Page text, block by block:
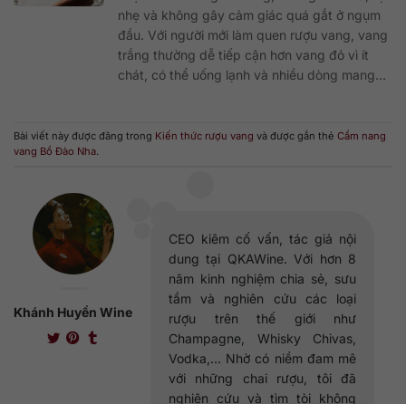
nhẹ và không gây cảm giác quá gắt ở ngụm
đầu. Với người mới làm quen rượu vang, vang
trắng thường dễ tiếp cận hơn vang đỏ vì ít
chát, có thể uống lạnh và nhiều dòng mang...
Bài viết này được đăng trong Kiến thức rượu vang và được gắn thẻ Cẩm nang
vang Bồ Đào Nha.
Khánh Huyền Wine
CEO kiêm cố vấn, tác giả nội
dung tại QKAWine. Với hơn 8
năm kinh nghiệm chia sẻ, sưu
tầm và nghiên cứu các loại
rượu trên thế giới như
Champagne, Whisky Chivas,
Vodka,... Nhờ có niềm đam mê
với những chai rượu, tôi đã
nghiên cứu và tìm tòi không